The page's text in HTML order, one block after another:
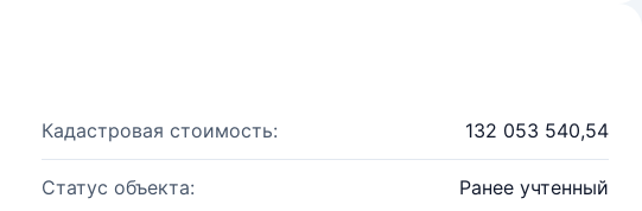
Кадастровая стоимость: 132 053 540,54
Статус объекта: Ранее учтенный